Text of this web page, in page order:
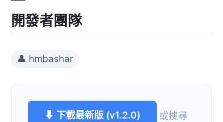
開發者團隊
👤 hmbashar
⬇ 下載最新版 (v1.2.0)
或搜尋